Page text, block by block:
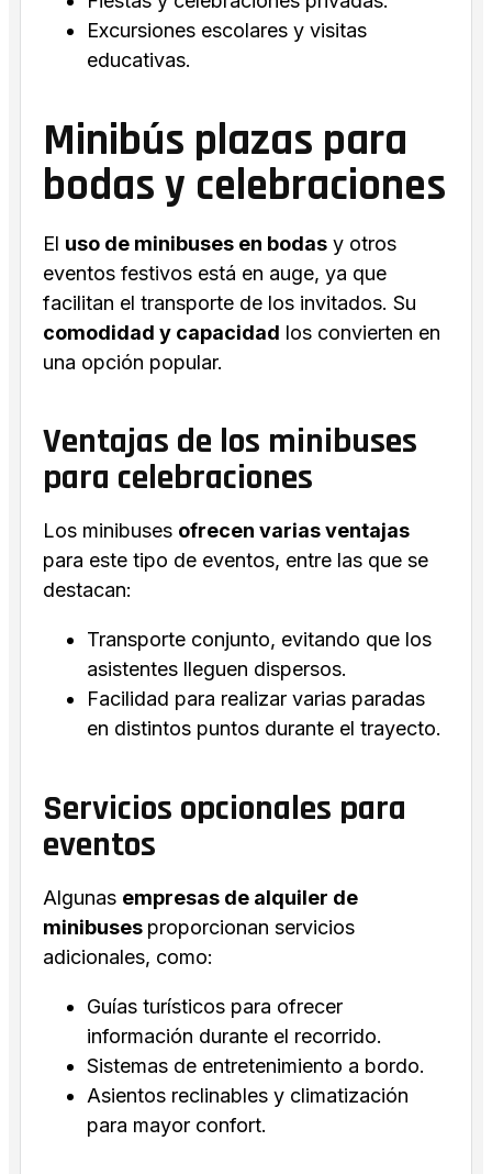
Excursiones escolares y visitas
educativas.
Minibús plazas para
bodas y celebraciones
El uso de minibuses en bodas y otros
eventos festivos está en auge, ya que
facilitan el transporte de los invitados. Su
comodidad y capacidad los convierten en
una opción popular.
Ventajas de los minibuses
para celebraciones
Los minibuses ofrecen varias ventajas
para este tipo de eventos, entre las que se
destacan:
Transporte conjunto, evitando que los
asistentes lleguen dispersos.
Facilidad para realizar varias paradas
en distintos puntos durante el trayecto.
Servicios opcionales para
eventos
Algunas empresas de alquiler de
minibuses proporcionan servicios
adicionales, como:
Guías turísticos para ofrecer
información durante el recorrido.
Sistemas de entretenimiento a bordo.
Asientos reclinables y climatización
para mayor confort.